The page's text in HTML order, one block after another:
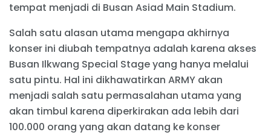
tempat menjadi di Busan Asiad Main Stadium.
Salah satu alasan utama mengapa akhirnya
konser ini diubah tempatnya adalah karena akses
Busan Ilkwang Special Stage yang hanya melalui
satu pintu. Hal ini dikhawatirkan ARMY akan
menjadi salah satu permasalahan utama yang
akan timbul karena diperkirakan ada lebih dari
100.000 orang yang akan datang ke konser